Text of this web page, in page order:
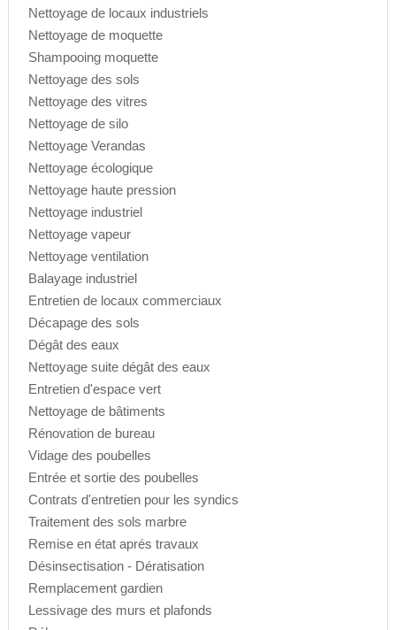
Nettoyage de locaux industriels
Nettoyage de moquette
Shampooing moquette
Nettoyage des sols
Nettoyage des vitres
Nettoyage de silo
Nettoyage Verandas
Nettoyage écologique
Nettoyage haute pression
Nettoyage industriel
Nettoyage vapeur
Nettoyage ventilation
Balayage industriel
Entretien de locaux commerciaux
Décapage des sols
Dégât des eaux
Nettoyage suite dégât des eaux
Entretien d'espace vert
Nettoyage de bâtiments
Rénovation de bureau
Vidage des poubelles
Entrée et sortie des poubelles
Contrats d'entretien pour les syndics
Traitement des sols marbre
Remise en état aprés travaux
Désinsectisation - Dératisation
Remplacement gardien
Lessivage des murs et plafonds